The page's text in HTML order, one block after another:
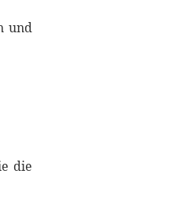
und
die